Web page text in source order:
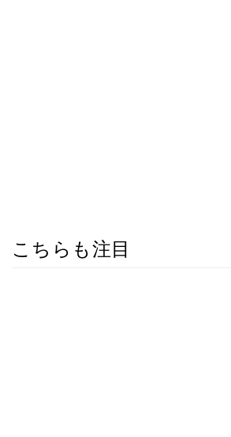
こちらも注目